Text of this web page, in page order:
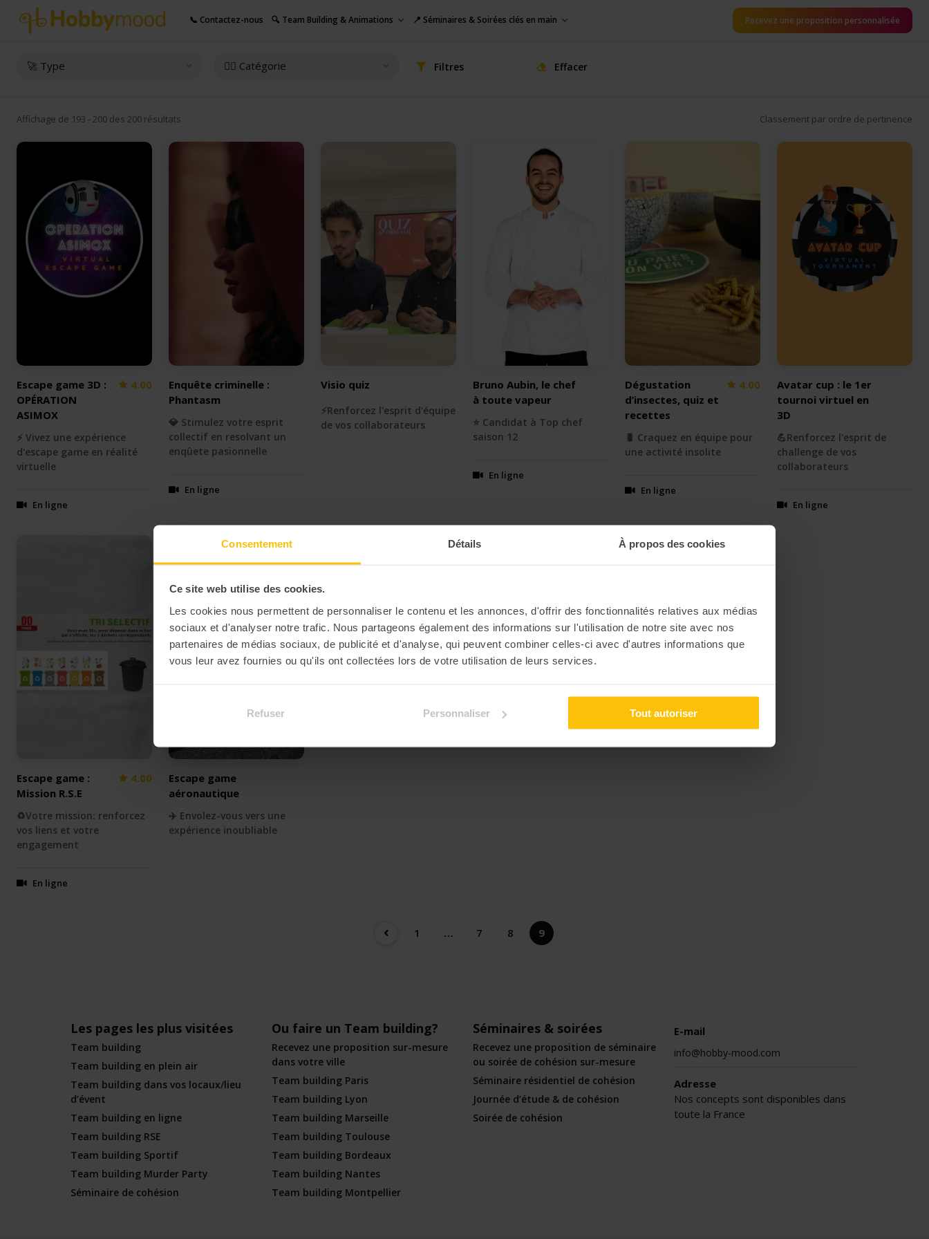
Consentement Détails À propos des cookies
Ce site web utilise des cookies.
Les cookies nous permettent de personnaliser le contenu et les annonces, d'offrir des fonctionnalités relatives aux médias
sociaux et d'analyser notre trafic. Nous partageons également des informations sur l'utilisation de notre site avec nos
partenaires de médias sociaux, de publicité et d'analyse, qui peuvent combiner celles-ci avec d'autres informations que
vous leur avez fournies ou qu'ils ont collectées lors de votre utilisation de leurs services.
Refuser Personnaliser Tout autoriser
📞 Contactez-nous 🔍 Team Building & Animations 📍 Séminaires & Soirées clés en main Recevez une proposition personnalisée
🚀 Type 👇🏻 Catégorie Filtres Effacer
Affichage de 193 - 200 des 200 résultats Classement par ordre de pertinence
Escape game 3D :
OPÉRATION
ASIMOX
4.00
⚡️ Vivez une expérience
d'escape game en réalité
virtuelle
En ligne
Enquête criminelle :
Phantasm
💎 Stimulez votre esprit
collectif en resolvant un
enqûete pasionnelle
En ligne
Visio quiz
⚡️Renforcez l'esprit d'équipe
de vos collaborateurs
Bruno Aubin, le chef
à toute vapeur
⭐️ Candidat à Top chef
saison 12
En ligne
Dégustation
d’insectes, quiz et
recettes
4.00
🐛 Craquez en équipe pour
une activité insolite
En ligne
Avatar cup : le 1er
tournoi virtuel en
3D
💪Renforcez l'esprit de
challenge de vos
collaborateurs
En ligne
Escape game :
Mission R.S.E
4.00
♻️Votre mission: renforcez
vos liens et votre
engagement
En ligne
Escape game
aéronautique
✈️ Envolez-vous vers une
expérience inoubliable
1 … 7 8 9
Les pages les plus visitées
Team building
Team building en plein air
Team building dans vos locaux/lieu
d’évent
Team building en ligne
Team building RSE
Team building Sportif
Team building Murder Party
Séminaire de cohésion
Ou faire un Team building?
Recevez une proposition sur-mesure
dans votre ville
Team building Paris
Team building Lyon
Team building Marseille
Team building Toulouse
Team building Bordeaux
Team building Nantes
Team building Montpellier
Séminaires & soirées
Recevez une proposition de séminaire
ou soirée de cohésion sur-mesure
Séminaire résidentiel de cohésion
Journée d’étude & de cohésion
Soirée de cohésion
E-mail
info@hobby-mood.com
Adresse
Nos concepts sont disponibles dans
toute la France